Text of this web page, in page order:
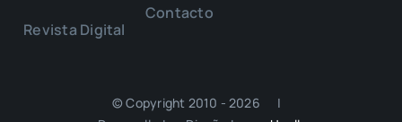
Revista Digital
Contacto
© Copyright 2010 - 2026 |